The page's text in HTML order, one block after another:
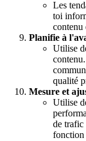
Les
toi
contenu
Planifie à
Utilise
qualité
Mesure et
Utilise
de trafic
fonction